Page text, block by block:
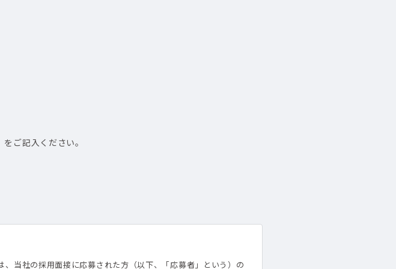
ご記入ください。
当社の採用面接に応募された方（以下、「応募者」という）の